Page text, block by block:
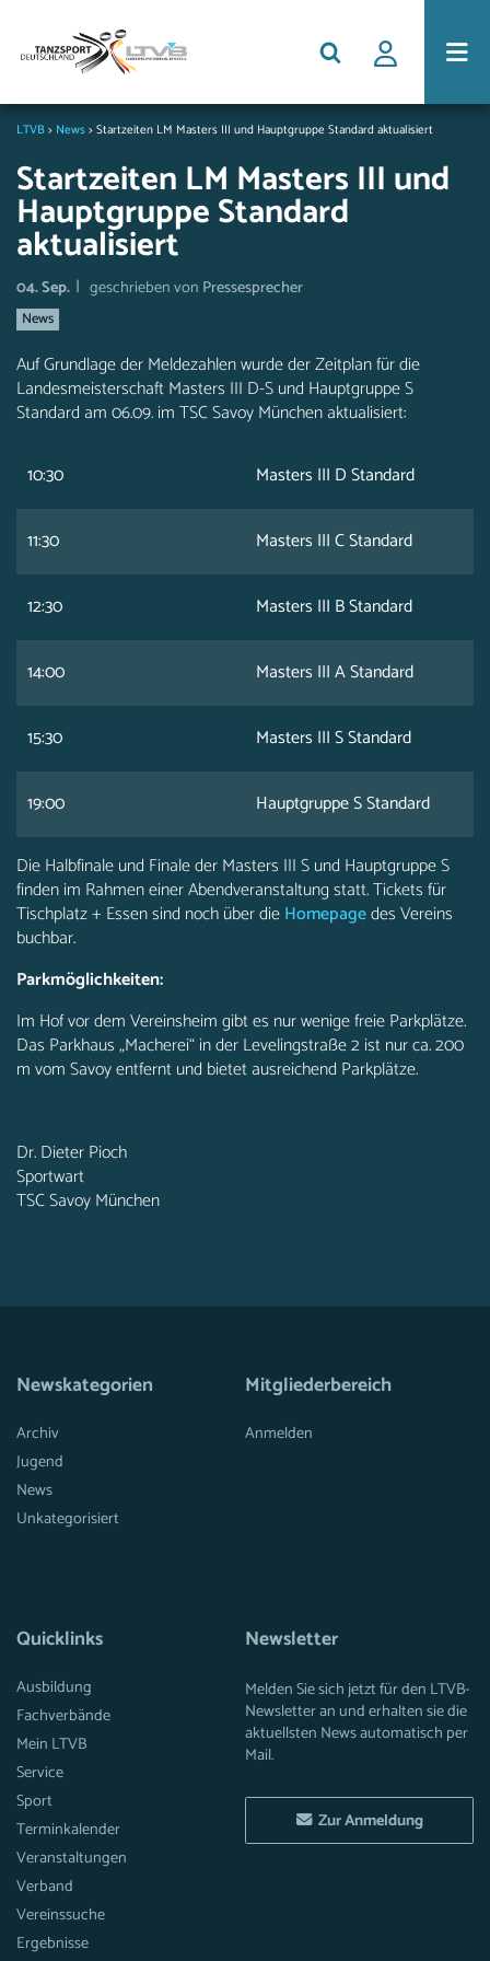
LTVB> News>Startzeiten LM Masters III und Hauptgruppe Standard aktualisiert
Startzeiten LM Masters III und
Hauptgruppe Standard
aktualisiert
04. Sep. | geschrieben von Pressesprecher
News
Auf Grundlage der Meldezahlen wurde der Zeitplan für die
Landesmeisterschaft Masters III D-S und Hauptgruppe S
Standard am 06.09. im TSC Savoy München aktualisiert:
10:30 Masters III D Standard
11:30 Masters III C Standard
12:30 Masters III B Standard
14:00 Masters III A Standard
15:30 Masters III S Standard
19:00 Hauptgruppe S Standard
Die Halbfinale und Finale der Masters III S und Hauptgruppe S
finden im Rahmen einer Abendveranstaltung statt. Tickets für
Tischplatz + Essen sind noch über dieHomepagedes Vereins
buchbar.
Parkmöglichkeiten:
Im Hof vor dem Vereinsheim gibt es nur wenige freie Parkplätze.
Das Parkhaus „Macherei“ in der Levelingstraße 2 ist nur ca. 200
m vom Savoy entfernt und bietet ausreichend Parkplätze.
Dr. Dieter Pioch
Sportwart
TSC Savoy München
Newskategorien
Archiv
Jugend
News
Unkategorisiert
Mitgliederbereich
Anmelden
Quicklinks
Ausbildung
Fachverbände
Mein LTVB
Service
Sport
Terminkalender
Veranstaltungen
Verband
Vereinssuche
Ergebnisse
Newsletter
Melden Sie sich jetzt für den LTVB-
Newsletter an und erhalten sie die
aktuellsten News automatisch per
Mail.
Zur Anmeldung